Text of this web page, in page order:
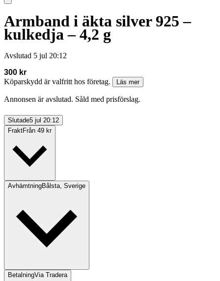
Armband i äkta silver 925 –
kulkedja – 4,2 g
Avslutad 5 jul 20:12
300 kr
Köparskydd är valfritt hos företag.
Läs mer
Annonsen är avslutad. Såld med prisförslag.
Slutade5 jul 20:12
FraktFrån 49 kr
AvhämtningBålsta, Sverige
BetalningVia Tradera